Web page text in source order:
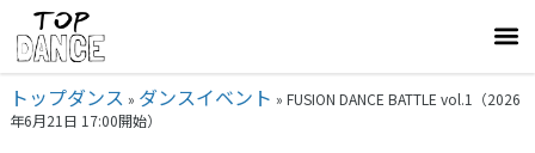
トップダンス » ダンスイベント » FUSION DANCE BATTLE vol.1（2026
年6月21日 17:00開始）